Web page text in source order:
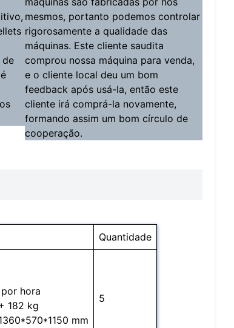
de
mesmos, portanto podemos controlar
rigorosamente a qualidade das
máquinas. Este cliente saudita
comprou nossa máquina para venda,
e o cliente local deu um bom
feedback após usá-la, então este
cliente irá comprá-la novamente,
formando assim um bom círculo de
cooperação.
Quantidade
hora
182 kg
mm
5